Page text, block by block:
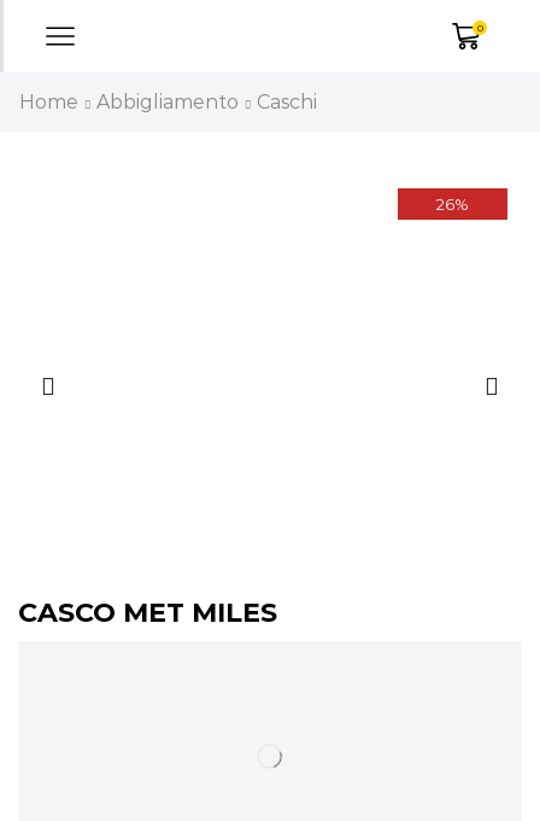
0
Home Abbigliamento Caschi
26%
CASCO MET MILES